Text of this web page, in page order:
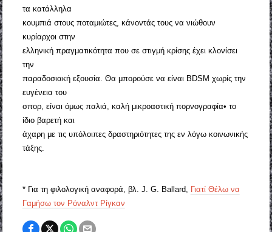
τα κατάλληλα
κουμπιά στους ποταμιώτες, κάνοντάς τους να νιώθουν
κυρίαρχοι στην
ελληνική πραγματικότητα που σε στιγμή κρίσης έχει κλονίσει
την
παραδοσιακή εξουσία. Θα μπορούσε να είναι BDSM χωρίς την
ευγένεια του
σπορ, είναι όμως παλιά, καλή μικροαστική πορνογραφία• το
ίδιο βαρετή και
άχαρη με τις υπόλοιπες δραστηριότητες της εν λόγω κοινωνικής
τάξης.
*Για τη φιλολογική αναφορά, βλ. J. G. Ballard,
Γιατί Θέλω να
Γαμήσω τον Ρόναλντ Ρίγκαν